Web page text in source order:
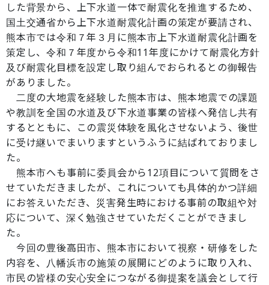
した背景から、上下水道一体で耐震化を推進するため、
国土交通省から上下水道耐震化計画の策定が要請され、
熊本市では令和７年３月に熊本市上下水道耐震化計画を
策定し、令和７年度から令和11年度にかけて耐震化方針
及び耐震化目標を設定し取り組んでおられるとの御報告
がありました。
二度の大地震を経験した熊本市は、熊本地震での課題
や教訓を全国の水道及び下水道事業の皆様へ発信し共有
するとともに、この震災体験を風化させないよう、後世
に受け継いでまいりますというふうに結ばれておりまし
た。
熊本市へも事前に委員会から12項目について質問をさ
せていただきましたが、これについても具体的かつ詳細
にお答えいただき、災害発生時における事前の取組や対
応について、深く勉強させていただくことができまし
た。
今回の豊後高田市、熊本市において視察・研修をした
内容を、八幡浜市の施策の展開にどのように取り入れ、
市民の皆様の安心安全につながる御提案を議会として行